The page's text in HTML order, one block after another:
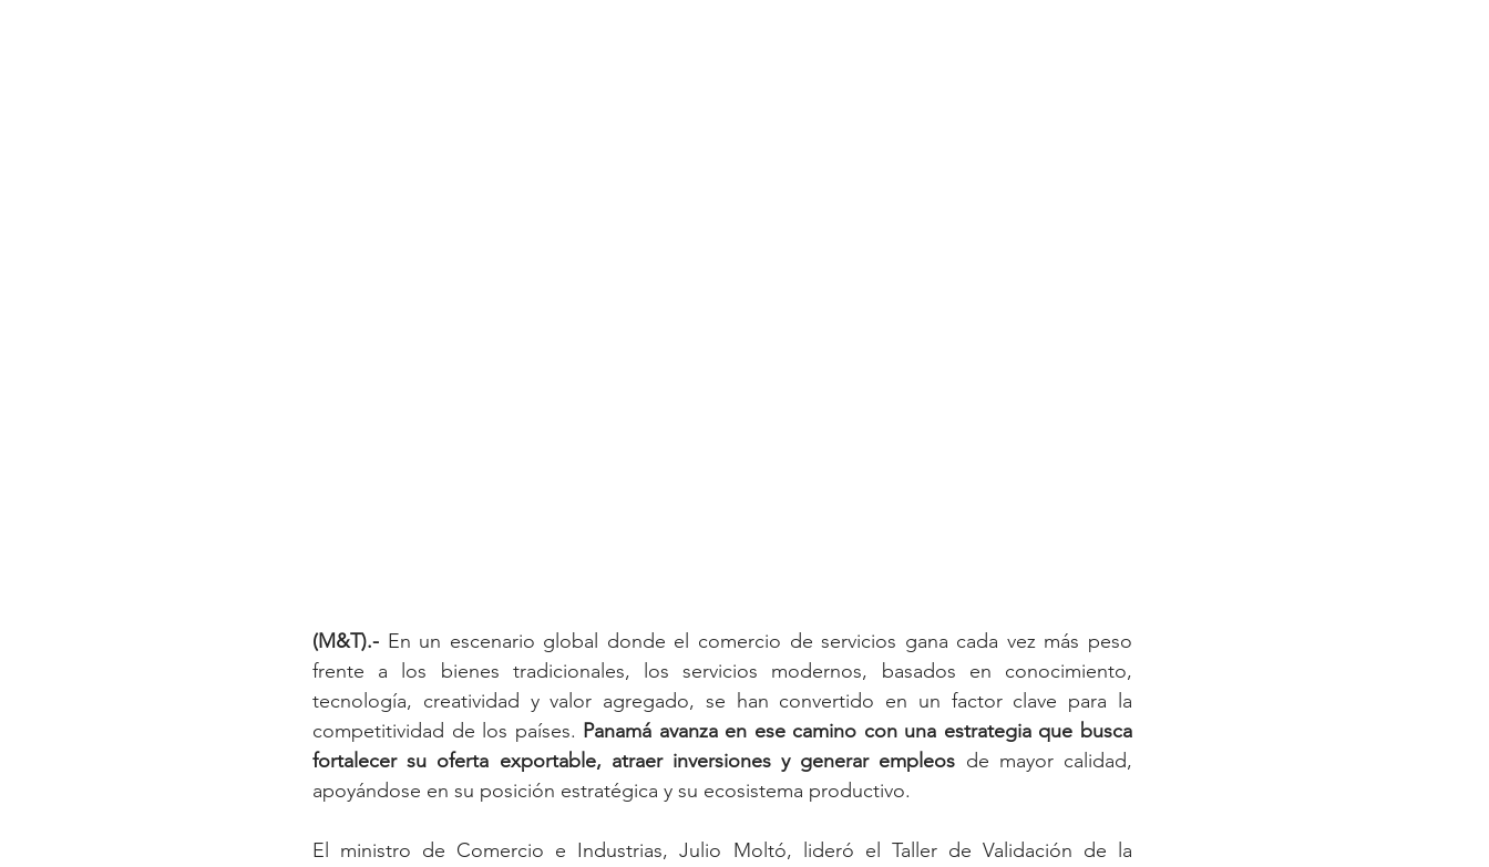
(M&T).- En un escenario global donde el comercio de servicios gana cada vez más peso
frente a los bienes tradicionales, los servicios modernos, basados en conocimiento,
tecnología, creatividad y valor agregado, se han convertido en un factor clave para la
competitividad de los países. Panamá avanza en ese camino con una estrategia que busca
fortalecer su oferta exportable, atraer inversiones y generar empleos de mayor calidad,
apoyándose en su posición estratégica y su ecosistema productivo.
El ministro de Comercio e Industrias, Julio Moltó, lideró el Taller de Validación de la